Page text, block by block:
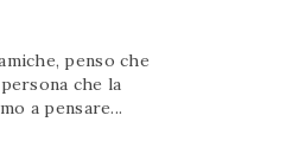
penso che
che la
a pensare...